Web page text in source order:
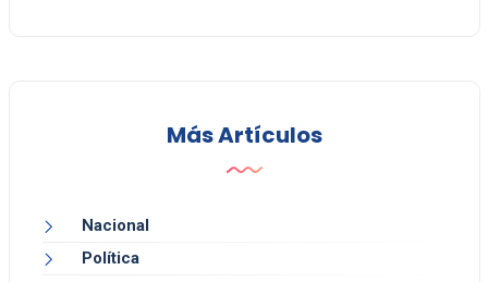
Más Artículos
Nacional
Política